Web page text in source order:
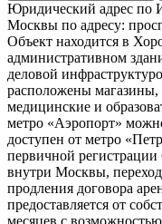
Юридический адрес
Москвы по адресу:
Объект находится в
административном
деловой
расположены
медицинские и
метро «Аэропорт»
доступен от метро
первичной
внутри Москвы,
продления договора
предоставляется от